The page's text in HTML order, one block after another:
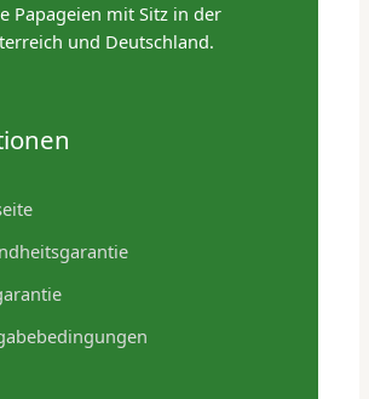
Papageien mit Sitz in der
und Deutschland.